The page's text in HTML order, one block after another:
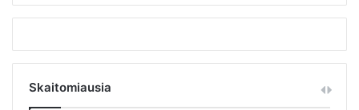
Skaitomiausia